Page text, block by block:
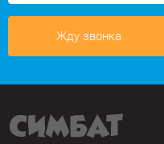
Жду звонка